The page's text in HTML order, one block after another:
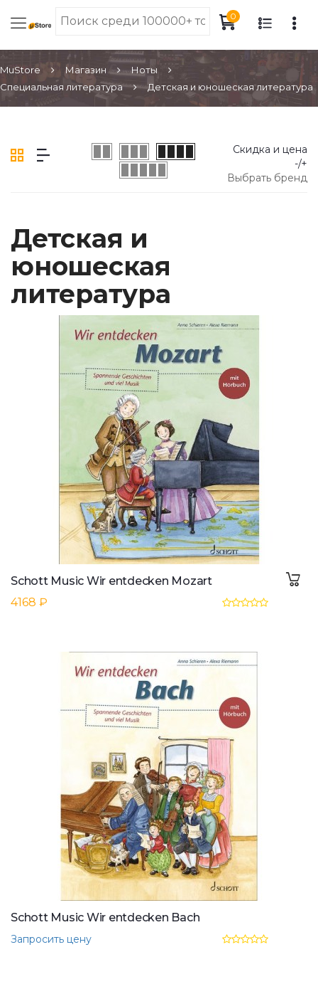
0
MuStore Магазин
Ноты
Специальная литература
Детская и юношеская литература
Скидка и цена
-/+
Выбрать бренд
Детская и
юношеская
литература
Schott Music Wir entdecken Mozart
4168 ₽
Schott Music Wir entdecken Bach
Запросить цену